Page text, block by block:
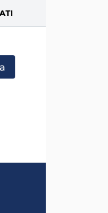
gli altri filtri